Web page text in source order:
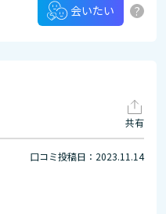
会いたい ?
共有
口コミ投稿日：2023.11.14